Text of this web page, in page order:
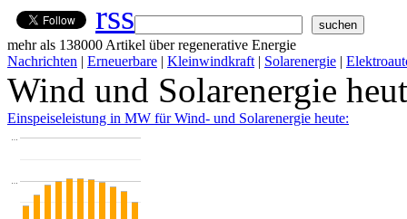
mehr als 138000 Artikel über regenerative Energie
Nachrichten | Erneuerbare | Kleinwindkraft | Solarenergie |
Wind und Solarenergie
Einspeiseleistung in MW für Wind- und Solarenergie heute:
…
…